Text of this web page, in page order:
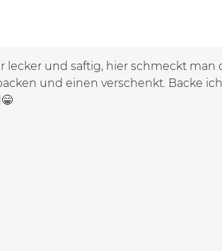
lecker und saftig, hier schmeckt man
und einen verschenkt. Backe